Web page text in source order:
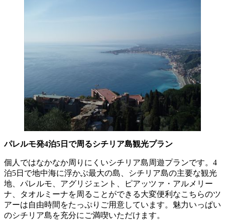
パレルモ発4泊5日で周るシチリア島観光プラン
個人ではなかなか周りにくいシチリア島周遊プランです。4
泊5日で地中海に浮かぶ最大の島、シチリア島の主要な観光
地、パレルモ、アグリジェント、ピアッツァ・アルメリー
ナ、タオルミーナを周ることができる大変便利なこちらのツ
アーは自由時間をたっぷりご用意しています。魅力いっぱい
のシチリア島を充分にご満喫いただけます。